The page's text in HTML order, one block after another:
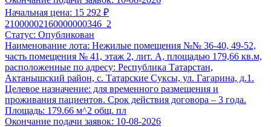
Выбрать услугу
Начальная цена: 15 292 ₽
21000002160000000346_2
Статус: Опубликован
Наименование лота: Нежилые помещения №№ 36-40, 49-52,
часть помещения № 41, этаж 2, лит. А, площадью 179,66 кв.м,
расположенные по адресу: Республика Татарстан,
Актанышский район, с. Татарские Суксы, ул. Гагарина, д.1.
Целевое назначение: для временного размещения и
проживания пациентов. Срок действия договора – 3 года.
Площадь: 179.66 м^2 общ. пл
Окончание подачи заявок: 10-08-2026